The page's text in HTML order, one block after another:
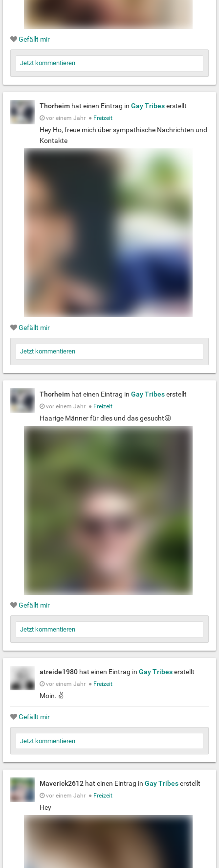
Gefällt mir
Jetzt kommentieren
Thorheim hat einen Eintrag in Gay Tribeserstellt
vor einem Jahr ● Freizeit
Hey Ho, freue mich über sympathische Nachrichten und
Kontakte
Gefällt mir
Jetzt kommentieren
Thorheim hat einen Eintrag in Gay Tribeserstellt
vor einem Jahr ● Freizeit
Haarige Männer für dies und das gesucht😜
Gefällt mir
Jetzt kommentieren
atreide1980 hat einen Eintrag in Gay Tribeserstellt
vor einem Jahr ● Freizeit
Moin. ✌️
Gefällt mir
Jetzt kommentieren
Maverick2612 hat einen Eintrag in Gay Tribeserstellt
vor einem Jahr ● Freizeit
Hey